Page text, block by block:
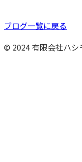
ブログ一覧に戻る
© 2024 有限会社ハ